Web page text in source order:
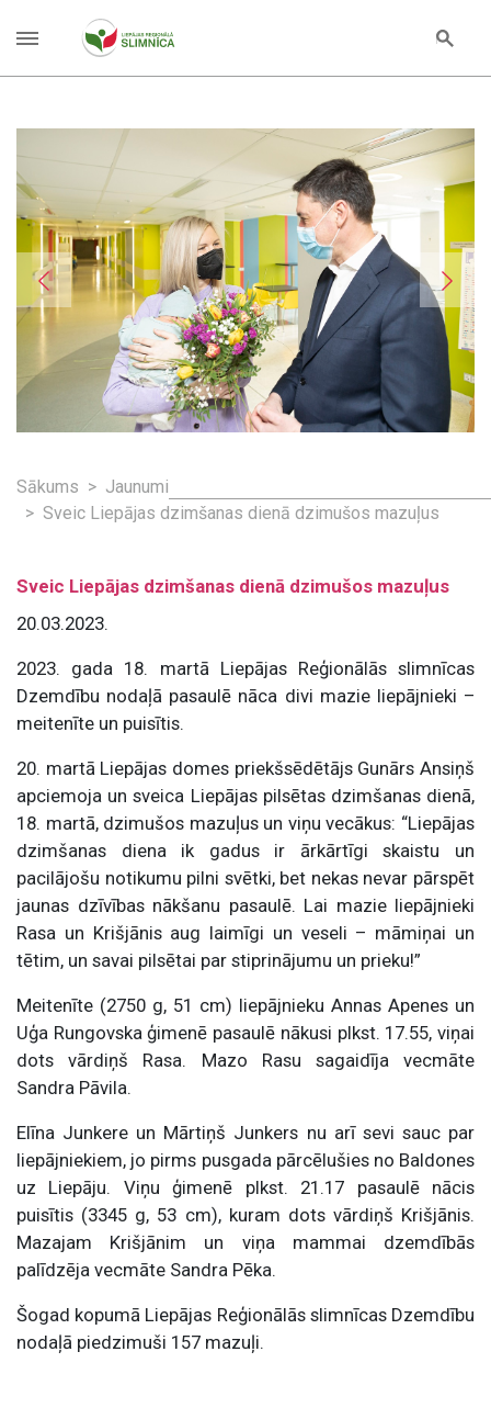
Sākums
Jaunumi
Sveic Liepājas dzimšanas dienā dzimušos mazuļus
Sveic Liepājas dzimšanas dienā dzimušos mazuļus
20.03.2023.
2023. gada 18. martā Liepājas Reģionālās slimnīcas
Dzemdību nodaļā pasaulē nāca divi mazie liepājnieki –
meitenīte un puisītis.
20. martā Liepājas domes priekšsēdētājs Gunārs Ansiņš
apciemoja un sveica Liepājas pilsētas dzimšanas dienā,
18. martā, dzimušos mazuļus un viņu vecākus: “Liepājas
dzimšanas diena ik gadus ir ārkārtīgi skaistu un
pacilājošu notikumu pilni svētki, bet nekas nevar pārspēt
jaunas dzīvības nākšanu pasaulē. Lai mazie liepājnieki
Rasa un Krišjānis aug laimīgi un veseli – māmiņai un
tētim, un savai pilsētai par stiprinājumu un prieku!”
Meitenīte (2750 g, 51 cm) liepājnieku Annas Apenes un
Uģa Rungovska ģimenē pasaulē nākusi plkst. 17.55, viņai
dots vārdiņš Rasa. Mazo Rasu sagaidīja vecmāte
Sandra Pāvila.
Elīna Junkere un Mārtiņš Junkers nu arī sevi sauc par
liepājniekiem, jo pirms pusgada pārcēlušies no Baldones
uz Liepāju. Viņu ģimenē plkst. 21.17 pasaulē nācis
puisītis (3345 g, 53 cm), kuram dots vārdiņš Krišjānis.
Mazajam Krišjānim un viņa mammai dzemdībās
palīdzēja vecmāte Sandra Pēka.
Šogad kopumā Liepājas Reģionālās slimnīcas Dzemdību
nodaļā piedzimuši 157 mazuļi.